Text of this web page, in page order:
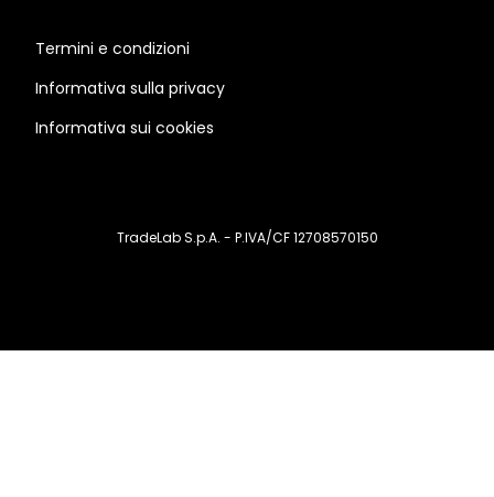
Termini e condizioni
Informativa sulla privacy
Informativa sui cookies
TradeLab S.p.A. - P.IVA/CF 12708570150